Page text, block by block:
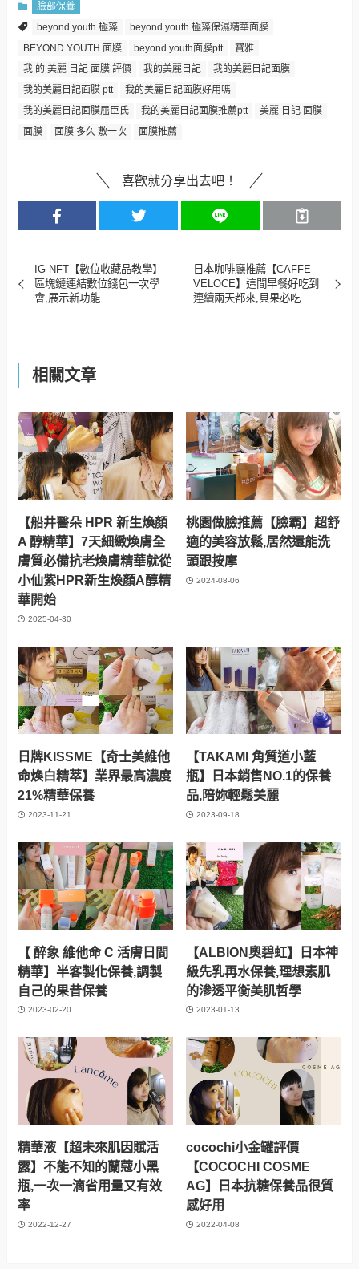
臉部保養
beyond youth 極藻
beyond youth 極藻保濕精華面膜
BEYOND YOUTH 面膜
beyond youth面膜ptt
寶雅
我 的 美麗 日記 面膜 評價
我的美麗日記
我的美麗日記面膜
我的美麗日記面膜 ptt
我的美麗日記面膜好用嗎
我的美麗日記面膜屈臣氏
我的美麗日記面膜推薦ptt
美麗 日記 面膜
面膜
面膜 多久 敷一次 面膜推薦
喜歡就分享出去吧！
IG NFT【數位收藏品教學】
區塊鏈連結數位錢包一次學
會,展示新功能
日本咖啡廳推薦【CAFFE
VELOCE】這間早餐好吃到
連續兩天都來,貝果必吃
相關文章
【船井醫朵 HPR 新生煥顏
A 醇精華】7天細緻煥膚全
膚質必備抗老煥膚精華就從
小仙紫HPR新生煥顏A醇精
華開始
2025-04-30
桃園做臉推薦【臉霸】超舒
適的美容放鬆,居然還能洗
頭跟按摩
2024-08-06
日牌KISSME【奇士美維他
命煥白精萃】業界最高濃度
21%精華保養
2023-11-21
【TAKAMI 角質道小藍
瓶】日本銷售NO.1的保養
品,陪妳輕鬆美麗
2023-09-18
【 醉象 維他命 C 活膚日間
精華】半客製化保養,調製
自己的果昔保養
2023-02-20
【ALBION奧碧虹】日本神
級先乳再水保養,理想素肌
的滲透平衡美肌哲學
2023-01-13
精華液【超未來肌因賦活
露】不能不知的蘭蔻小黑
瓶,一次一滴省用量又有效
率
2022-12-27
cocochi小金罐評價
【COCOCHI COSME
AG】日本抗糖保養品很質
感好用
2022-04-08